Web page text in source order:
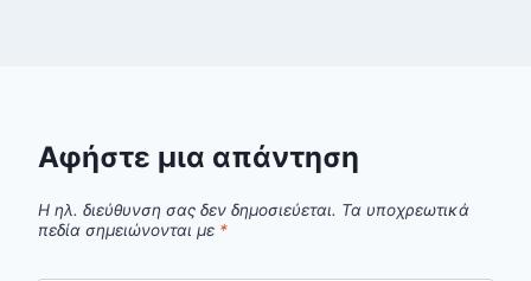
Αφήστε μια απάντηση
Η ηλ. διεύθυνση σας δεν δημοσιεύεται. Τα υποχρεωτικά
πεδία σημειώνονται με *